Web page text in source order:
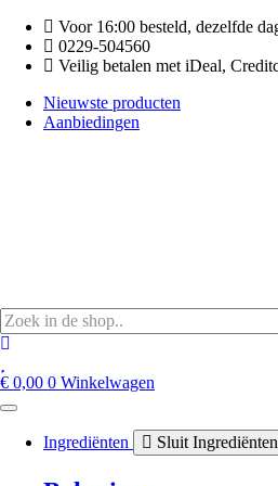
naar
Voor 16:00 besteld, dezelfde
0229-504560
Veilig betalen met iDeal,
Nieuwste producten
Aanbiedingen
€ 0,00 0 Winkelwagen
Ingrediënten Sluit Ingrediënten